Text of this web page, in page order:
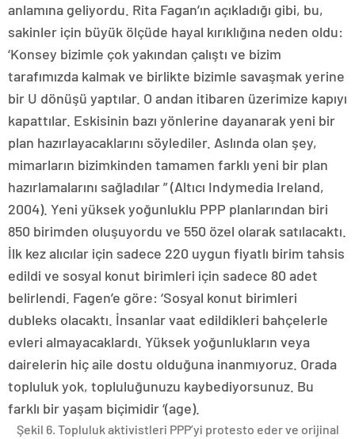
anlamına geliyordu. Rita Fagan’ın açıkladığı gibi, bu,
sakinler için büyük ölçüde hayal kırıklığına neden oldu:
‘Konsey bizimle çok yakından çalıştı ve bizim
tarafımızda kalmak ve birlikte bizimle savaşmak yerine
bir U dönüşü yaptılar. O andan itibaren üzerimize kapıyı
kapattılar. Eskisinin bazı yönlerine dayanarak yeni bir
plan hazırlayacaklarını söylediler. Aslında olan şey,
mimarların bizimkinden tamamen farklı yeni bir plan
hazırlamalarını sağladılar ” (Altıcı Indymedia Ireland,
2004). Yeni yüksek yoğunluklu PPP planlarından biri
850 birimden oluşuyordu ve 550 özel olarak satılacaktı.
İlk kez alıcılar için sadece 220 uygun fiyatlı birim tahsis
edildi ve sosyal konut birimleri için sadece 80 adet
belirlendi. Fagen’e göre: ‘Sosyal konut birimleri
dubleks olacaktı. İnsanlar vaat edildikleri bahçelerle
evleri almayacaklardı. Yüksek yoğunlukların veya
dairelerin hiç aile dostu olduğuna inanmıyoruz. Orada
topluluk yok, topluluğunuzu kaybediyorsunuz. Bu
farklı bir yaşam biçimidir ‘(age).
Şekil 6. Topluluk aktivistleri PPP’yi protesto eder ve orijinal